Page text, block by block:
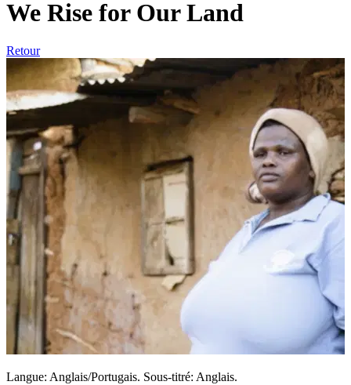
We Rise for Our Land
Retour
Langue: Anglais/Portugais. Sous-titré: Anglais.